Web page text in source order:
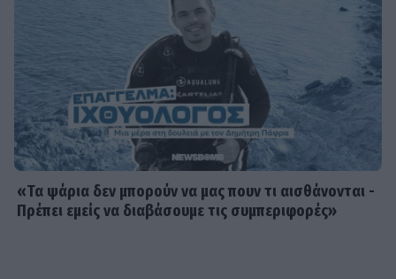
«Τα ψάρια δεν μπορούν να μας πουν τι αισθάνονται -
Πρέπει εμείς να διαβάσουμε τις συμπεριφορές»